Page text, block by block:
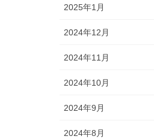
2025年1月
2024年12月
2024年11月
2024年10月
2024年9月
2024年8月